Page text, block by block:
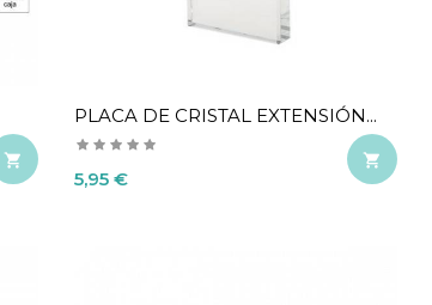

PLACA DE CRISTAL EXTENSIÓN...
Precio
5,95 €
